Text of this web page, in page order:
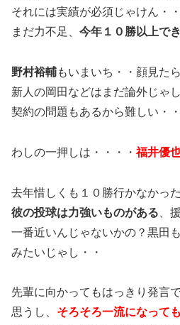
それには実績が必須じゃけん・
まだ力不足、 今年１０勝以上で
野村裕輔もいまいち・・顔見た
新人の岡田などはまだ論外じゃ
契約の問題もあるから難しい・・
わしの一押しは・・・・福井優
去年惜しくも１０勝行かなかっ
彼の投球は力強いものがある 、
一番近いんじゃないかの？黒田
みたいじゃし・・
先輩に向かってもはっきり発言
思うし、 そろそろ一流になって